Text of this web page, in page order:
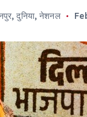
,दुनिया,नेशनल